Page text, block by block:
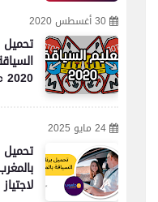
30 أغسطس 2020
تحميل
2020
24 مايو 2025
تحميل